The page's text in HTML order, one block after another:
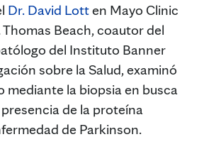
Dr. David Lotten Mayo Clinic
Thomas Beach, coautor del
del Instituto Banner
sobre la Salud, examinó
mediante la biopsia en busca
de la proteína
de Parkinson.